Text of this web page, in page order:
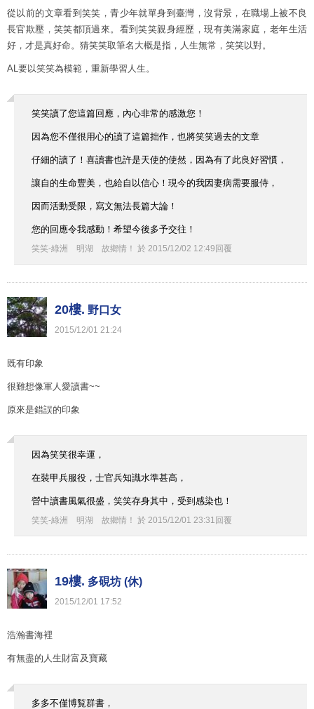
從以前的文章看到笑笑，青少年就單身到臺灣，沒背景，在職場上被不良
長官欺壓，笑笑都頂過來。看到笑笑親身經歷，現有美滿家庭，老年生活
好，才是真好命。猜笑笑取筆名大概是指，人生無常，笑笑以對。
AL要以笑笑為模範，重新學習人生。
笑笑讀了您這篇回應，內心非常的感激您！
因為您不僅很用心的讀了這篇拙作，也將笑笑過去的文章
仔細的讀了！喜讀書也許是天使的使然，因為有了此良好習慣，
讓自的生命豐美，也給自以信心！現今的我因妻病需要服侍，
因而活動受限，寫文無法長篇大論！
您的回應令我感動！希望今後多予交往！
笑笑-綠洲 明湖 故鄉情！ 於 2015/12/02 12:49 回覆
20樓. 野口女
2015/12/01 21:24
既有印象
很難想像軍人愛讀書~~
原來是錯誤的印象
因為笑笑很幸運，
在裝甲兵服役，士官兵知識水準甚高，
營中讀書風氣很盛，笑笑存身其中，受到感染也！
笑笑-綠洲 明湖 故鄉情！ 於 2015/12/01 23:31 回覆
19樓. 多硯坊 (休)
2015/12/01 17:52
浩瀚書海裡
有無盡的人生財富及寶藏
多多不僅博覧群書，